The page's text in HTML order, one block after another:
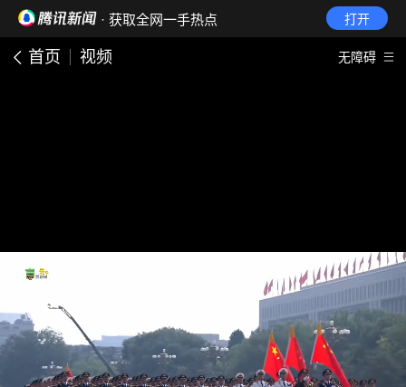
· 获取全网一手热点 打开
首页 视频 无障碍